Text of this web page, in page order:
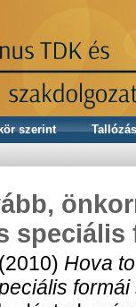
szerint
speciális
(2010) Hova